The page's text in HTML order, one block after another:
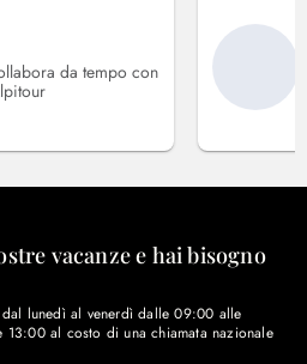
da tempo con
vacanze e hai bisogno
lunedì al venerdì dalle 09:00 alle
al costo di una chiamata nazionale